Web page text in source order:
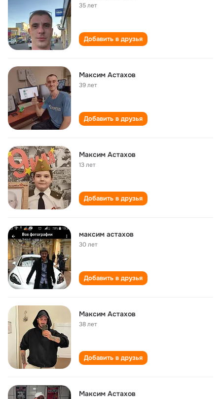
35 лет
Добавить в друзья
Максим Астахов
39 лет
Добавить в друзья
Максим Астахов
13 лет
Добавить в друзья
максим астахов
30 лет
Добавить в друзья
Максим Астахов
38 лет
Добавить в друзья
Максим Астахов